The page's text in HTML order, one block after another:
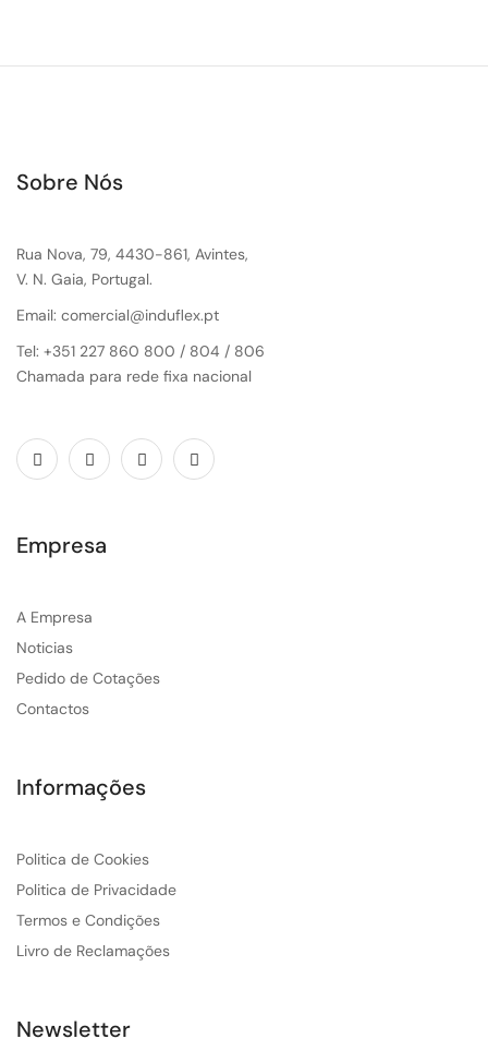
Sobre Nós
Rua Nova, 79, 4430-861, Avintes,
V. N. Gaia, Portugal.
Email: comercial@induflex.pt
Tel: +351 227 860 800 / 804 / 806
Chamada para rede fixa nacional
Empresa
A Empresa
Noticias
Pedido de Cotações
Contactos
Informações
Politica de Cookies
Politica de Privacidade
Termos e Condições
Livro de Reclamações
Newsletter